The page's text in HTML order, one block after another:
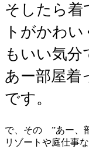
そしたら着
トがかわ
もいい気
あー部屋着
です。
で、その ”あー、
リゾートや庭仕事